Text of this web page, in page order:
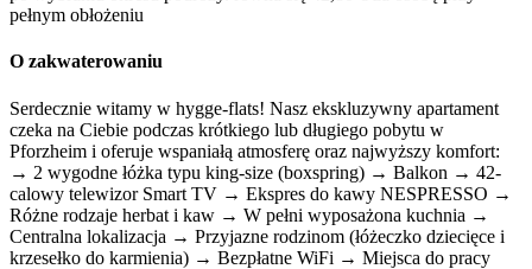
pełnym obłożeniu
O zakwaterowaniu
Serdecznie witamy w hygge-flats! Nasz ekskluzywny apartament
czeka na Ciebie podczas krótkiego lub długiego pobytu w
Pforzheim i oferuje wspaniałą atmosferę oraz najwyższy komfort:
→ 2 wygodne łóżka typu king-size (boxspring) → Balkon → 42-
calowy telewizor Smart TV → Ekspres do kawy NESPRESSO →
Różne rodzaje herbat i kaw → W pełni wyposażona kuchnia →
Centralna lokalizacja → Przyjazne rodzinom (łóżeczko dziecięce i
krzesełko do karmienia) → Bezpłatne WiFi → Miejsca do pracy